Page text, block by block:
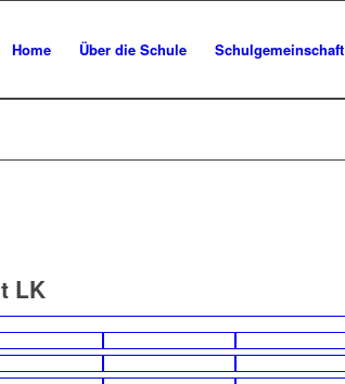
Home Über die Schule Schulgemeinschaft
LK